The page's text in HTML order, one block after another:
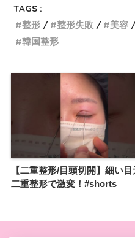
TAGS :
整形
整形失敗 美容
韓国整形
【二重整形/目頭切開】細い
二重整形で激変！#shorts